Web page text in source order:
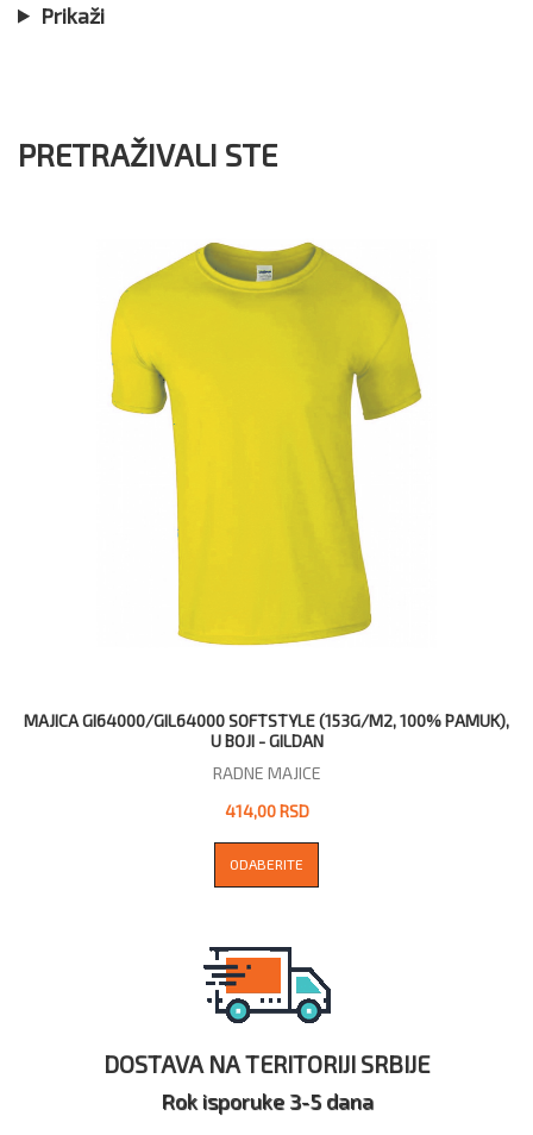
Prikaži
PRETRAŽIVALI STE
MAJICA GI64000/GIL64000 SOFTSTYLE (153G/M2, 100% PAMUK),
U BOJI - GILDAN
RADNE MAJICE
414,00 RSD
ODABERITE
DOSTAVA NA TERITORIJI SRBIJE
Rok isporuke 3-5 dana